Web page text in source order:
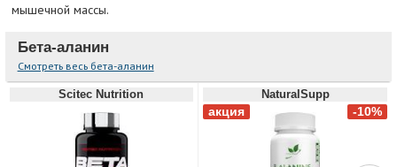
мышечной массы.
Бета-аланин
Смотреть весь бета-аланин
Scitec Nutrition NaturalSupp